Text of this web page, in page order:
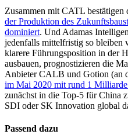
Zusammen mit CATL bestätigen
der Produktion des
dominiert. Und Adamas
jedenfalls mittelfristig so bleiben
klarere Führungsposition in der
ausbauen, prognostizieren die
Anbieter CALB und Gotion (an
im Mai 2020 mit rund 1
zunächst in die Top-5 für China
SDI oder SK Innovation global
Passend dazu